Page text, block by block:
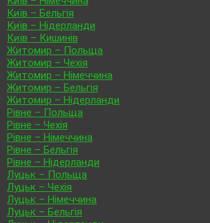
Київ – Бельгія
Київ – Нідерланди
Київ – Кишинів
Житомир – Польща
Житомир – Чехія
Житомир – Німеччина
Житомир – Бельгія
Житомир – Нідерланди
Рівне – Польща
Рівне – Чехія
Рівне – Німеччина
Рівне – Бельгія
Рівне – Нідерланди
Луцьк – Польща
Луцьк – Чехія
Луцьк – Німеччина
Луцьк – Бельгія